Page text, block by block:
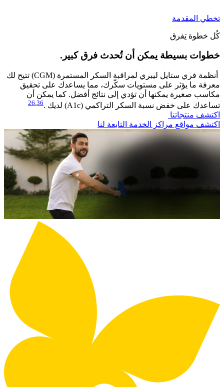
تخطي المقدمة
كُل خطوة تِفرق
خطوات بسيطة يمكن أن تُحدث فرق كبير.​
أنظمة فري ستايل ليبري لمراقبة السكر المستمرة (CGM) تتيح لك
معرفة ما يؤثر على مستويات سكّرك، مما يساعدك على تحقيق
مكاسب صغيرة يمكنها أن تؤدي إلى نتائج أفضل. كما يمكن أن
تساعدك على خفض نسبة السكر التراكمي (A1c) لديك .
26 36
اكتشف منتجاتنا
اكتشف مواقع مراكز الخدمة التابعة لنا​